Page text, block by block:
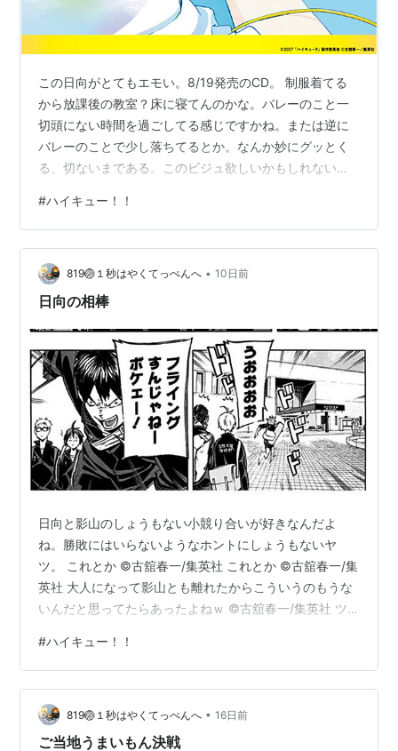
リスト::アニメ作品//タイトル/は行|リスト::アニメ作
ハイキュー！！ (マンガ ) 【はいきゅー】
古舘春一による、高校バレーボールを題材にした漫画。
週刊少年ジャンプ（集英社）にて2012年12号より連載
中。
2014年4月
から9月までTVアニメが放送された。2015年
送開始。
レツによるスピンオフ・4コマ漫画『れっつ！ハイキュ
ー!?』が少年ジャンプ＋で2014年9月22日より連載中。
ン!!』 も刊行されている。
ストーリー
小学校時代に見た“小さな巨人”に惹かれて、バレ
ーボールを始めた日向翔陽。中学最初で最後の公
式戦で惨敗した相手・影山飛雄にリベンジを誓い
烏野高校バレー部に入るが、何とそこに影山も!?
初めは反目しあうが、 日向の運動能力と影山の正
確なトスが噛み合い、名コンビに！ 因縁のライバ
ル校・音駒と全国での再戦を誓い、インターハイ
予選に挑む。３回戦、第２セット目を取り返した
烏野。迎える最終セット、日向の囮が冴え同点に
コミックス
この日向がとてもエモい。8/19発売のCD。 制服着てる
から放課後の教室？床に寝てんのかな。バレーのこと一
切頭にない時間を過ごしてる感じですかね。または逆に
バレーのことで少し落ちてるとか。なんか妙にグッとく
る、切ないまである。このビジュ欲しいかもしれない！
ースターなど。その中でAmazon特典の「メガジャケ」っ
て何ですか？ ・・・・・・・調べました。24cm✖24cm
の紙製のジャケット。まあポスターみたいな感じか。
2424、大きすぎず小さすぎずよいのでは？！
#ハイキュー！！
819🏐１秒はやくてっぺんへ • 10日前
日向の相棒
日向と影山のしょうもない小競り合いが好きなんだよ
ね。勝敗にはいらないようなホントにしょうもないヤ
ツ。 これとか ©古舘春一/集英社 これとか ©古舘春一/集
英社 大人になって影山とも離れたからこういうのもうな
いんだと思ってたらあったよねｗ ©古舘春一/集英社 ツ
#ハイキュー！！
819🏐１秒はやくてっぺんへ • 16日前
ご当地うまいもん決戦